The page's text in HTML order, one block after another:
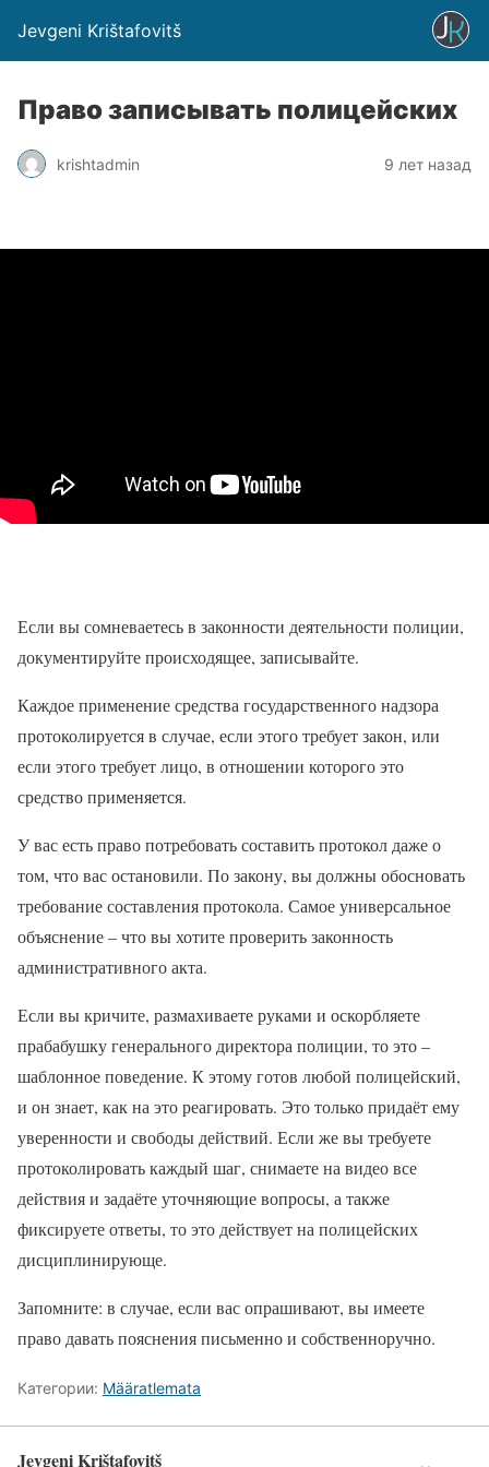
Jevgeni Krištafovitš
Право записывать полицейских
krishtadmin 9 лет назад
Если вы сомневаетесь в законности деятельности полиции,
документируйте происходящее, записывайте.
Каждое применение средства государственного надзора
протоколируется в случае, если этого требует закон, или
если этого требует лицо, в отношении которого это
средство применяется.
У вас есть право потребовать составить протокол даже о
том, что вас остановили. По закону, вы должны обосновать
требование составления протокола. Самое универсальное
объяснение – что вы хотите проверить законность
административного акта.
Если вы кричите, размахиваете руками и оскорбляете
прабабушку генерального директора полиции, то это –
шаблонное поведение. К этому готов любой полицейский,
и он знает, как на это реагировать. Это только придаёт ему
уверенности и свободы действий. Если же вы требуете
протоколировать каждый шаг, снимаете на видео все
действия и задаёте уточняющие вопросы, а также
фиксируете ответы, то это действует на полицейских
дисциплинирующе.
Запомните: в случае, если вас опрашивают, вы имеете
право давать пояснения письменно и собственноручно.
Категории: Määratlemata
Jevgeni Krištafovitš